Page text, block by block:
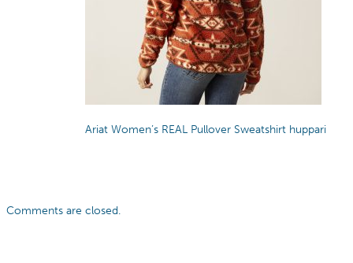
Ariat Women’s REAL Pullover Sweatshirt huppari
Comments are closed.